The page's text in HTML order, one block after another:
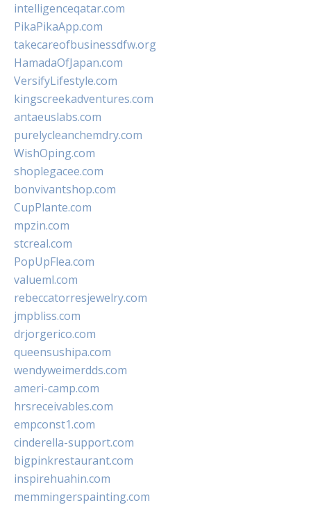
intelligenceqatar.com
PikaPikaApp.com
takecareofbusinessdfw.org
HamadaOfJapan.com
VersifyLifestyle.com
kingscreekadventures.com
antaeuslabs.com
purelycleanchemdry.com
WishOping.com
shoplegacee.com
bonvivantshop.com
CupPlante.com
mpzin.com
stcreal.com
PopUpFlea.com
valueml.com
rebeccatorresjewelry.com
jmpbliss.com
drjorgerico.com
queensushipa.com
wendyweimerdds.com
ameri-camp.com
hrsreceivables.com
empconst1.com
cinderella-support.com
bigpinkrestaurant.com
inspirehuahin.com
memmingerspainting.com